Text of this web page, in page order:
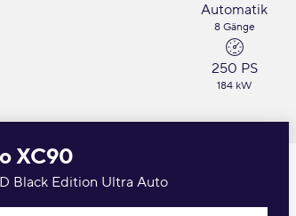
Automatik
8 Gänge
250 PS
184 kW
XC90
Black Edition Ultra Auto